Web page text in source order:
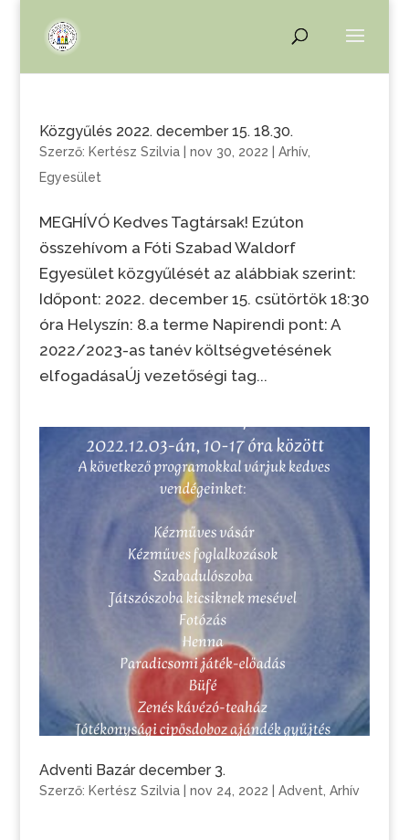
Közgyűlés 2022. december 15. 18.30.
Szerző: Kertész Szilvia| nov 30, 2022 Arhív,
Egyesület
MEGHÍVÓ Kedves Tagtársak! Ezúton
összehívom a Fóti Szabad Waldorf
Egyesület közgyűlését az alábbiak szerint:
Időpont: 2022. december 15. csütörtök 18:30
óra Helyszín: 8.a terme Napirendi pont: A
2022/2023-as tanév költségvetésének
elfogadásaÚj vezetőségi tag...
Adventi Bazár december 3.
Szerző: Kertész Szilvia| nov 24, 2022 Advent, Arhív